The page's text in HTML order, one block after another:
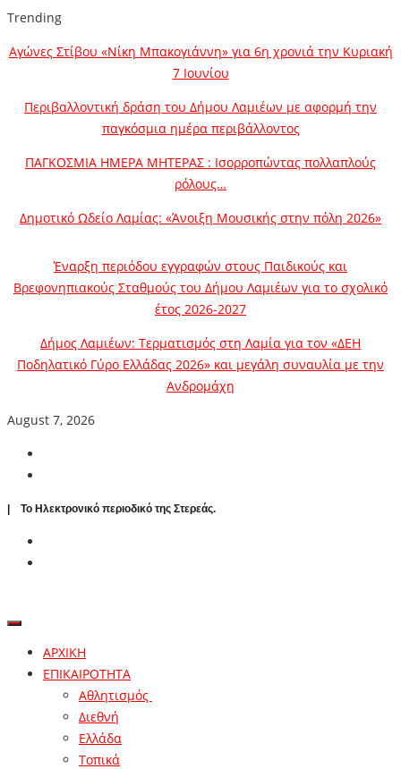
Trending
Αγώνες Στίβου «Νίκη Μπακογιάννη» για 6η χρονιά την Κυριακή
7 Ιουνίου
Περιβαλλοντική δράση του Δήμου Λαμιέων με αφορμή την
παγκόσμια ημέρα περιβάλλοντος
ΠΑΓΚΟΣΜΙΑ ΗΜΕΡΑ ΜΗΤΕΡΑΣ : Ισορροπώντας πολλαπλούς
ρόλους…
Δημοτικό Ωδείο Λαμίας: «Άνοιξη Μουσικής στην πόλη 2026»
Έναρξη περιόδου εγγραφών στους Παιδικούς και
Βρεφονηπιακούς Σταθμούς του Δήμου Λαμιέων για το σχολικό
έτος 2026-2027
Δήμος Λαμιέων: Τερματισμός στη Λαμία για τον «ΔΕΗ
Ποδηλατικό Γύρο Ελλάδας 2026» και μεγάλη συναυλία με την
Ανδρομάχη
August 7, 2026
| To Ηλεκτρονικό περιοδικό της Στερεάς.
ΑΡΧΙΚΗ
ΕΠΙΚΑΙΡΟΤΗΤΑ
Αθλητισμός
Διεθνή
Ελλάδα
Τοπικά